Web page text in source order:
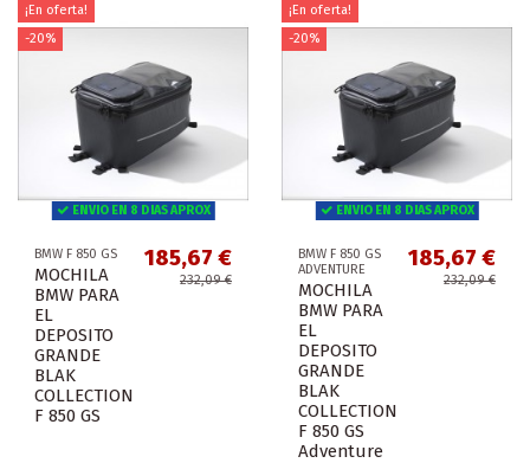
¡En oferta!
-20%
ENVIO EN 8 DIAS APROX
BMW F 850 GS
MOCHILA
BMW PARA
EL
DEPOSITO
GRANDE
BLAK
COLLECTION
F 850 GS
185,67 €
232,09 €
¡En oferta!
-20%
ENVIO EN 8 DIAS APROX
BMW F 850 GS
ADVENTURE
MOCHILA
BMW PARA
EL
DEPOSITO
GRANDE
BLAK
COLLECTION
F 850 GS
Adventure
185,67 €
232,09 €